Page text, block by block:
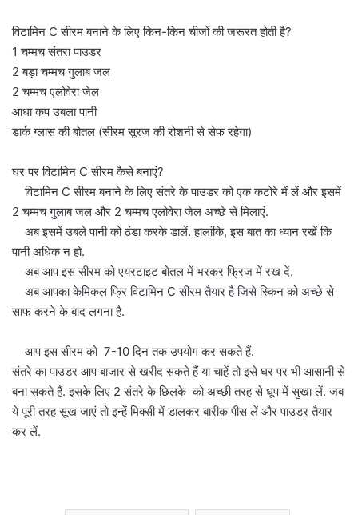
विटामिन C सीरम बनाने के लिए किन-किन चीजों की जरूरत होती है?
1 चम्मच संतरा पाउडर
2 बड़ा चम्मच गुलाब जल
2 चम्मच एलोवेरा जेल
आधा कप उबला पानी
डार्क ग्लास की बोतल (सीरम सूरज की रोशनी से सेफ रहेगा)
घर पर विटामिन C सीरम कैसे बनाएं?
विटामिन C सीरम बनाने के लिए संतरे के पाउडर को एक कटोरे में लें और इसमें
2 चम्मच गुलाब जल और 2 चम्मच एलोवेरा जेल अच्छे से मिलाएं.
अब इसमें उबले पानी को ठंडा करके डालें. हालांकि, इस बात का ध्यान रखें कि
पानी अधिक न हो.
अब आप इस सीरम को एयरटाइट बोतल में भरकर फ्रिज में रख दें.
अब आपका केमिकल फ्रि विटामिन C सीरम तैयार है जिसे स्किन को अच्छे से
साफ करने के बाद लगना है.
आप इस सीरम को 7-10 दिन तक उपयोग कर सकते हैं.
संतरे का पाउडर आप बाजार से खरीद सकते हैं या चाहें तो इसे घर पर भी आसानी से
बना सकते हैं. इसके लिए 2 संतरे के छिलके को अच्छी तरह से धूप में सुखा लें. जब
ये पूरी तरह सूख जाएं तो इन्हें मिक्सी में डालकर बारीक पीस लें और पाउडर तैयार
कर लें.